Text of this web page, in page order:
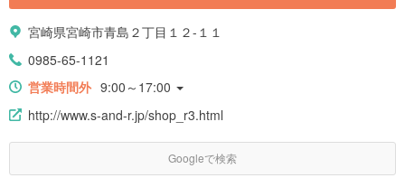
宮崎県宮崎市青島２丁目１２-１１
0985-65-1121
営業時間外 9:00～17:00
http://www.s-and-r.jp/shop_r3.html
Googleで検索